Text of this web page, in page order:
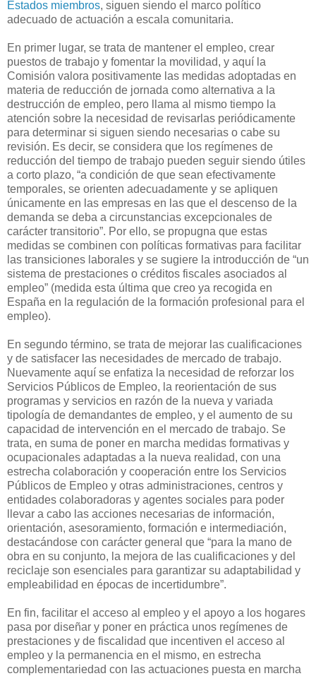
Estados miembros, siguen siendo el marco político
adecuado de actuación a escala comunitaria.
En primer lugar, se trata de mantener el empleo, crear
puestos de trabajo y fomentar la movilidad, y aquí la
Comisión valora positivamente las medidas adoptadas en
materia de reducción de jornada como alternativa a la
destrucción de empleo, pero llama al mismo tiempo la
atención sobre la necesidad de revisarlas periódicamente
para determinar si siguen siendo necesarias o cabe su
revisión. Es decir, se considera que los regímenes de
reducción del tiempo de trabajo pueden seguir siendo útiles
a corto plazo, “a condición de que sean efectivamente
temporales, se orienten adecuadamente y se apliquen
únicamente en las empresas en las que el descenso de la
demanda se deba a circunstancias excepcionales de
carácter transitorio”. Por ello, se propugna que estas
medidas se combinen con políticas formativas para facilitar
las transiciones laborales y se sugiere la introducción de “un
sistema de prestaciones o créditos fiscales asociados al
empleo” (medida esta última que creo ya recogida en
España en la regulación de la formación profesional para el
empleo).
En segundo término, se trata de mejorar las cualificaciones
y de satisfacer las necesidades de mercado de trabajo.
Nuevamente aquí se enfatiza la necesidad de reforzar los
Servicios Públicos de Empleo, la reorientación de sus
programas y servicios en razón de la nueva y variada
tipología de demandantes de empleo, y el aumento de su
capacidad de intervención en el mercado de trabajo. Se
trata, en suma de poner en marcha medidas formativas y
ocupacionales adaptadas a la nueva realidad, con una
estrecha colaboración y cooperación entre los Servicios
Públicos de Empleo y otras administraciones, centros y
entidades colaboradoras y agentes sociales para poder
llevar a cabo las acciones necesarias de información,
orientación, asesoramiento, formación e intermediación,
destacándose con carácter general que “para la mano de
obra en su conjunto, la mejora de las cualificaciones y del
reciclaje son esenciales para garantizar su adaptabilidad y
empleabilidad en épocas de incertidumbre”.
En fin, facilitar el acceso al empleo y el apoyo a los hogares
pasa por diseñar y poner en práctica unos regímenes de
prestaciones y de fiscalidad que incentiven el acceso al
empleo y la permanencia en el mismo, en estrecha
complementariedad con las actuaciones puesta en marcha